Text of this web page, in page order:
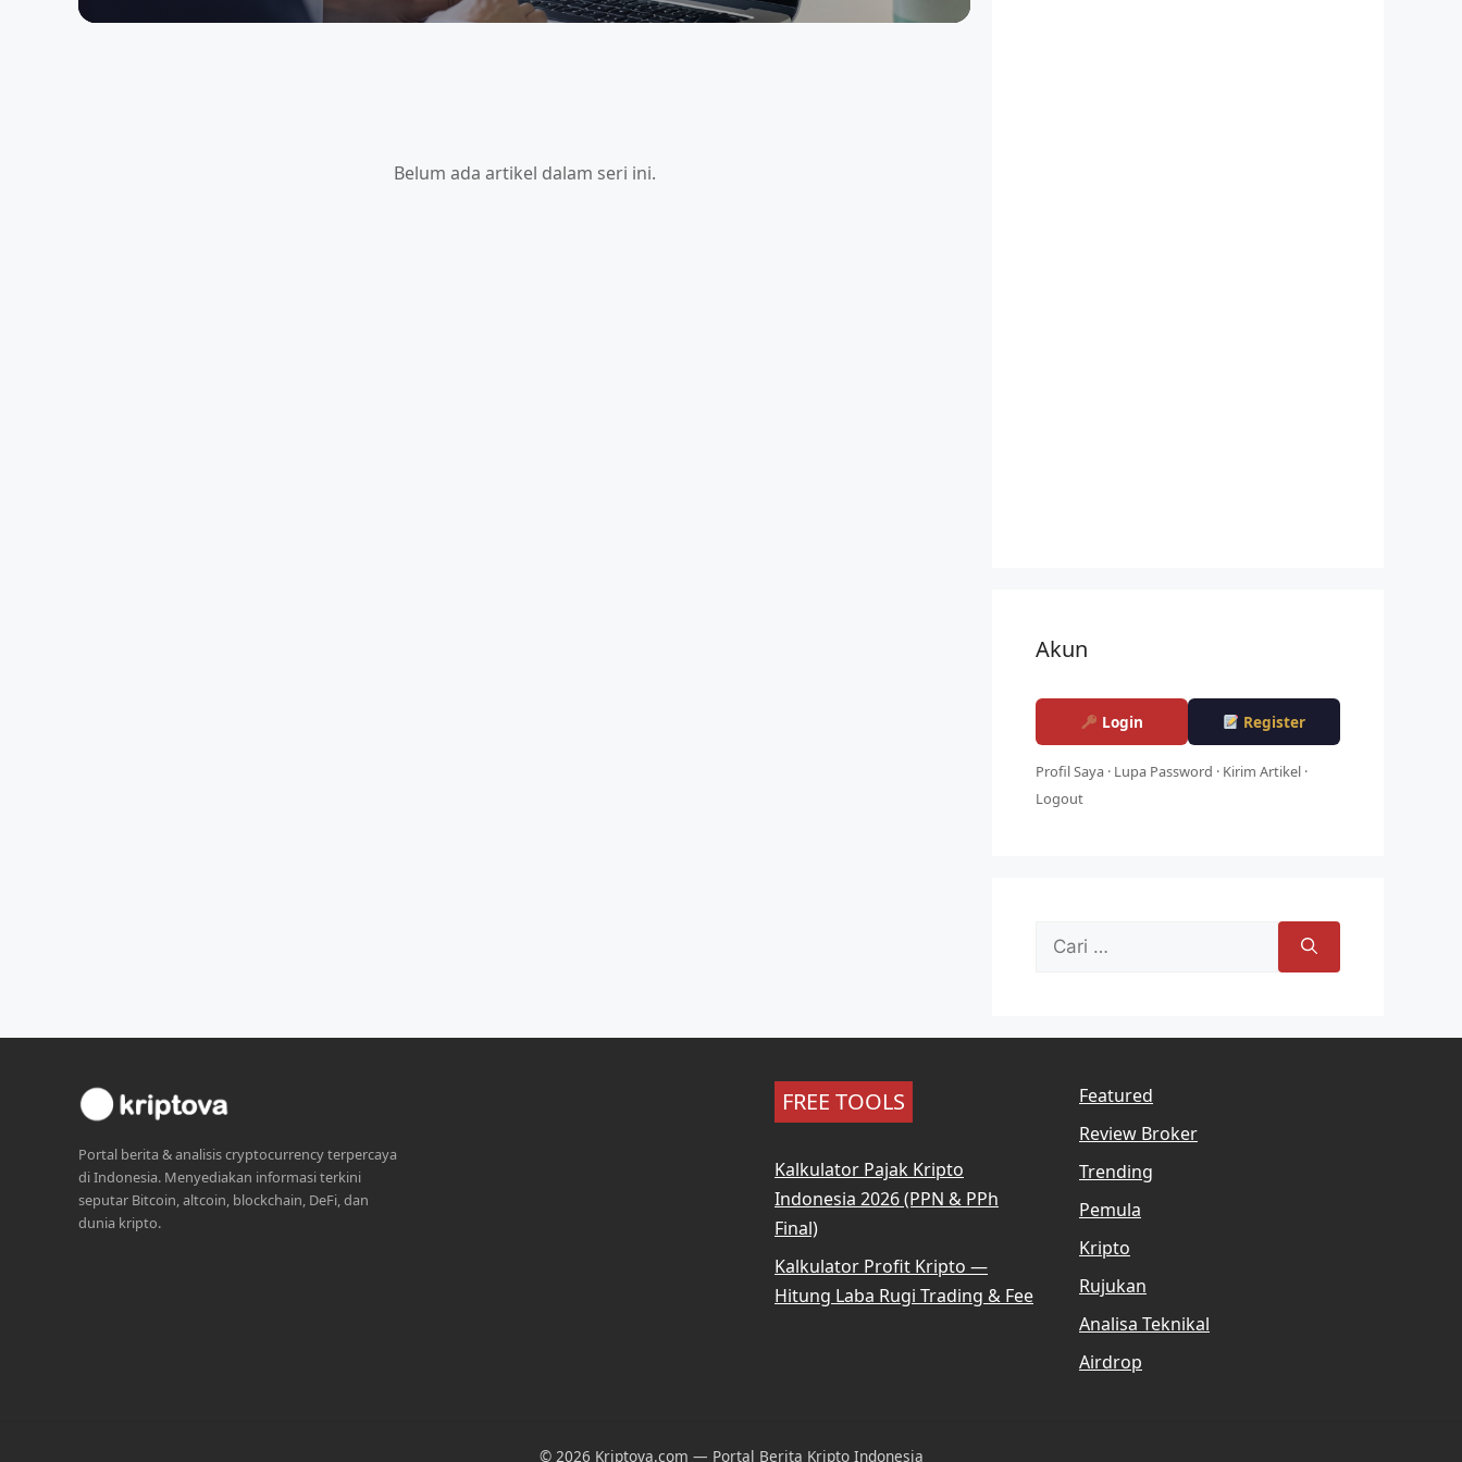
Belum ada artikel dalam seri ini.
Akun
Login Register
Profil Saya · Lupa Password · Kirim Artikel ·
Logout
Cari
Portal berita & analisis cryptocurrency terpercaya
di Indonesia. Menyediakan informasi terkini
seputar Bitcoin, altcoin, blockchain, DeFi, dan
dunia kripto.
FREE TOOLS
Kalkulator Pajak Kripto
Indonesia 2026 (PPN & PPh
Final)
Kalkulator Profit Kripto —
Hitung Laba Rugi Trading & Fee
Featured
Review Broker
Trending
Pemula
Kripto
Rujukan
Analisa Teknikal
Airdrop
© 2026 Kriptova.com — Portal Berita Kripto Indonesia